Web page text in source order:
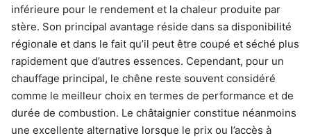
inférieure pour le rendement et la chaleur produite par
stère. Son principal avantage réside dans sa disponibilité
régionale et dans le fait qu’il peut être coupé et séché plus
rapidement que d’autres essences. Cependant, pour un
chauffage principal, le chêne reste souvent considéré
comme le meilleur choix en termes de performance et de
durée de combustion. Le châtaignier constitue néanmoins
une excellente alternative lorsque le prix ou l’accès à